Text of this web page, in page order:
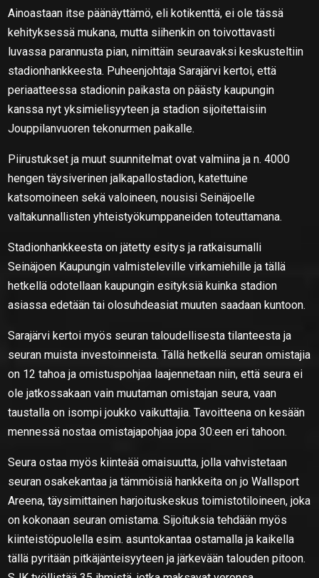
Ainoastaan itse päänäyttämö, eli kotikenttä, ei ole tässä
kehityksessä mukana, mutta siihenkin on toivottavasti
luvassa parannusta pian, nimittäin seuraavaksi keskusteltiin
stadionhankkeesta. Puheenjohtaja Sarajärvi kertoi, että
periaatteessa stadionin paikasta on päästy kaupungin
kanssa nyt yksimielisyyteen ja stadion sijoitettaisiin
Jouppilanvuoren tekonurmen paikalle.
Piirustukset ja muut suunnitelmat ovat valmiina ja n. 4000
hengen täysiverinen jalkapallostadion, katettuine
katsomoineen sekä valoineen, nousisi Seinäjoelle
valtakunnallisten yhteistyökumppaneiden toteuttamana.
Stadionhankkeesta on jätetty esitys ja ratkaisumalli
Seinäjoen Kaupungin valmisteleville virkamiehille ja tällä
hetkellä odotellaan kaupungin esityksiä kuinka stadion
asiassa edetään tai olosuhdeasiat muuten saadaan kuntoon.
Sarajärvi kertoi myös seuran taloudellisesta tilanteesta ja
seuran muista investoinneista. Tällä hetkellä seuran omistajia
on 12 tahoa ja omistuspohjaa laajennetaan niin, että seura ei
ole jatkossakaan vain muutaman omistajan seura, vaan
taustalla on isompi joukko vaikuttajia. Tavoitteena on kesään
mennessä nostaa omistajapohjaa jopa 30:een eri tahoon.
Seura ostaa myös kiinteää omaisuutta, jolla vahvistetaan
seuran osakekantaa ja tämmöisiä hankkeita on jo Wallsport
Areena, täysimittainen harjoituskeskus toimistotiloineen, joka
on kokonaan seuran omistama. Sijoituksia tehdään myös
kiinteistöpuolella esim. asuntokantaa ostamalla ja kaikella
tällä pyritään pitkäjänteisyyteen ja järkevään talouden pitoon.